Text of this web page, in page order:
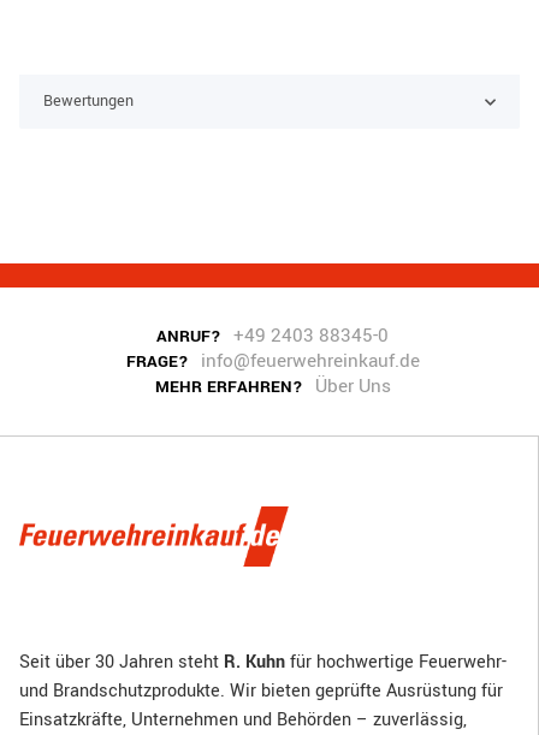
Bewertungen
ANRUF? +49 2403 88345-0
FRAGE? info@feuerwehreinkauf.de
MEHR ERFAHREN? Über Uns
Seit über 30 Jahren steht R. Kuhnfür hochwertige Feuerwehr-
und Brandschutzprodukte. Wir bieten geprüfte Ausrüstung für
Einsatzkräfte, Unternehmen und Behörden – zuverlässig,